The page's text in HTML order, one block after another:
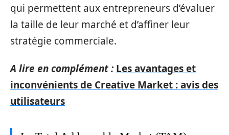
qui permettent aux entrepreneurs d’évaluer
la taille de leur marché et d’affiner leur
stratégie commerciale.
A lire en complément : Les avantages et
inconvénients de Creative Market : avis des
utilisateurs